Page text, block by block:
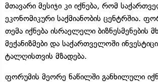
მთავარი მესიჯი კი იქნება, რომ
ეკონომიკური საქმიანობის ცენტრშია.
თემა იქნება ისრაელელი ბიზნესმენების
მექანიზმები და საქართველოში
ტალღისთვის მზადება.
ფორუმის მეორე ნაწილში განხილული